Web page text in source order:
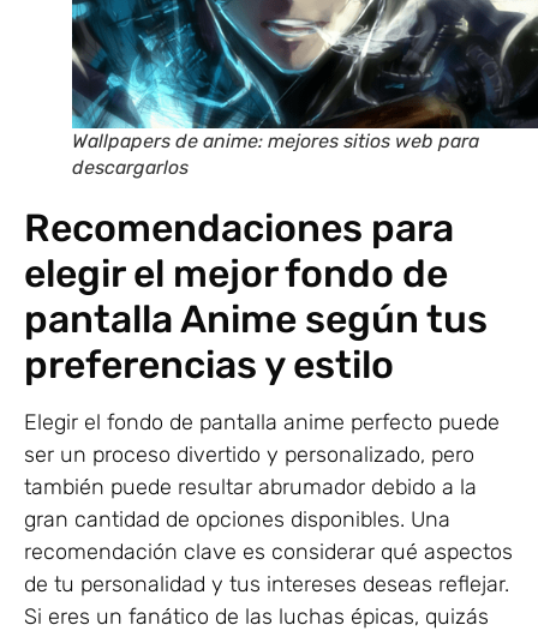
Wallpapers de anime: mejores sitios web para
descargarlos
Recomendaciones para
elegir el mejor fondo de
pantalla Anime según tus
preferencias y estilo
Elegir el fondo de pantalla anime perfecto puede
ser un proceso divertido y personalizado, pero
también puede resultar abrumador debido a la
gran cantidad de opciones disponibles. Una
recomendación clave es considerar qué aspectos
de tu personalidad y tus intereses deseas reflejar.
Si eres un fanático de las luchas épicas, quizás